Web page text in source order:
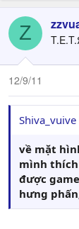
Z
12/9/11
về mặt
mình
được
hưng